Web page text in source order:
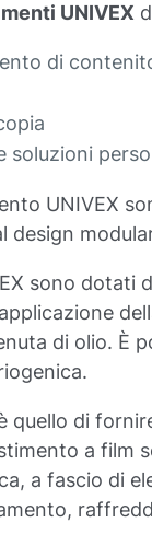
UNIVEX
di
soluzioni
UNIVEX
design
sono dotati
di olio. È
quello di
a film
a fascio di